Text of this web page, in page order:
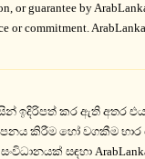
or guarantee by
or commitment.
කර ඇති අතර එය
කිරීම හෝ වගකීම
සඳහා